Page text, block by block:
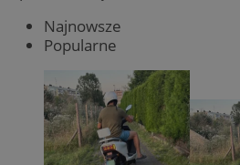
Najnowsze
Popularne